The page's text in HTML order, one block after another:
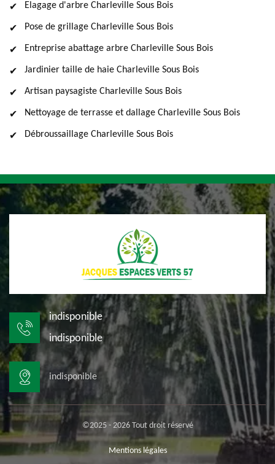
Elagage d'arbre Charleville Sous Bois
Pose de grillage Charleville Sous Bois
Entreprise abattage arbre Charleville Sous Bois
Jardinier taille de haie Charleville Sous Bois
Artisan paysagiste Charleville Sous Bois
Nettoyage de terrasse et dallage Charleville Sous Bois
Débroussaillage Charleville Sous Bois
indisponible
indisponible
indisponible
©2025 - 2026 Tout droit réservé
Mentions légales